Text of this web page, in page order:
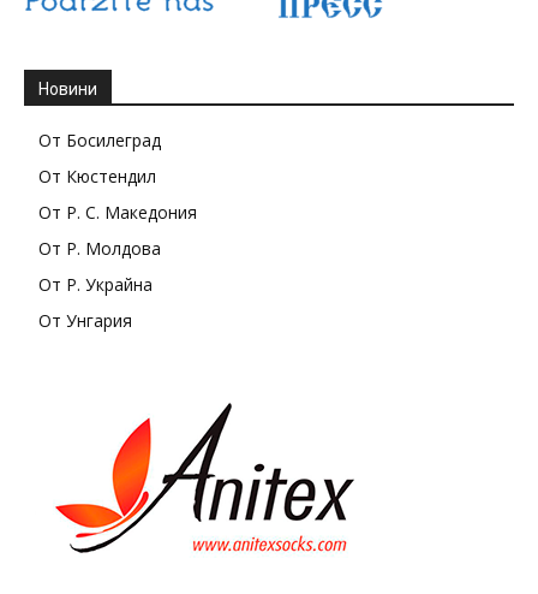
Новини
От Босилеград
От Кюстендил
От Р. С. Македония
От Р. Молдова
От Р. Украйна
От Унгария